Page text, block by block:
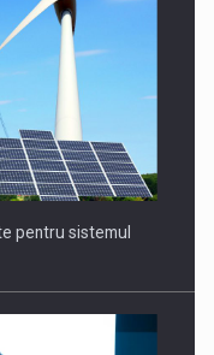
pentru sistemul